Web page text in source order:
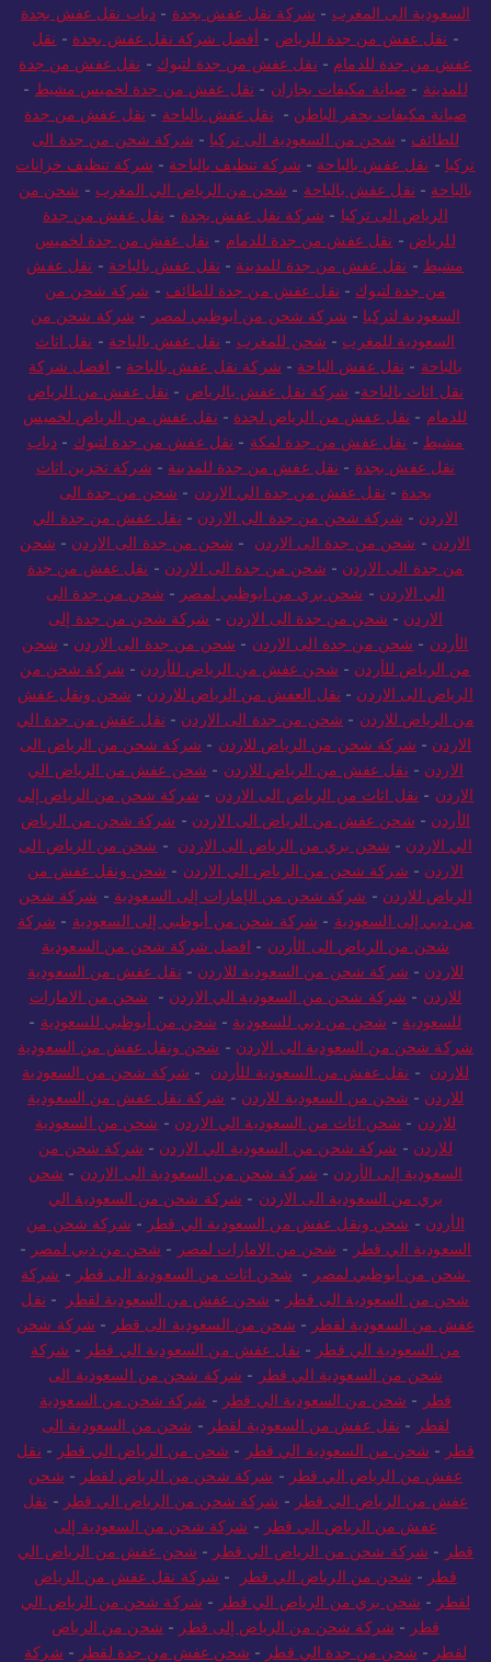
السعودية الى المغرب - شركة نقل عفش بجدة - دباب نقل عفش بجدة
- نقل عفش من جدة للرياض - أفضل شركة نقل عفش بجدة - نقل
عفش من جدة للدمام - نقل عفش من جدة لتبوك - نقل عفش من جدة
للمدينة - صيانة مكيفات بجازان - نقل عفش من جدة لخميس مشيط -
صيانة مكيفات بحفر الباطن - نقل عفش بالباحة - نقل عفش من جدة
للطائف - شحن من السعودية الى تركيا - شركة شحن من جدة الى
تركيا - نقل عفش بالباحة - شركة تنظيف بالباحة - شركة تنظيف خزانات
بالباحة - نقل عفش بالباحة - شحن من الرياض الي المغرب - شحن من
الرياض الى تركيا - شركة نقل عفش بجدة - نقل عفش من جدة
للرياض - نقل عفش من جدة للدمام - نقل عفش من جدة لخميس
مشيط - نقل عفش من جدة للمدينة - نقل عفش بالباحة - نقل عفش
من جدة لتبوك - نقل عفش من جدة للطائف - شركة شحن من
السعودية لتركيا - شركة شحن من ابوظبي لمصر - شركة شحن من
السعودية للمغرب - شحن للمغرب - نقل عفش بالباحة - نقل اثاث
بالباحة - نقل عفش الباحة - شركة نقل عفش بالباحة - افضل شركة
نقل اثاث بالباحة- شركة نقل عفش بالرياض - نقل عفش من الرياض
للدمام - نقل عفش من الرياض لجدة - نقل عفش من الرياض لخميس
مشيط - نقل عفش من جدة لمكة - نقل عفش من جدة لتبوك - دباب
نقل عفش بجدة - نقل عفش من جدة للمدينة - شركة تخزين اثاث
بجدة - نقل عفش من جدة الي الاردن - شحن من جدة الى
الاردن - شركة شحن من جدة الى الاردن - نقل عفش من جدة الي
الاردن - شحن من جدة الى الاردن - شحن من جدة الى الاردن - شحن
من جدة الى الاردن - شحن من جدة الى الاردن - نقل عفش من جدة
الي الاردن - شحن بري من ابوظبي لمصر - شحن من جدة الى
الاردن - شحن من جدة الى الاردن - شركة شحن من جدة إلى
الأردن - شحن من جدة الى الاردن - شحن من جدة الى الاردن - شحن
من الرياض للأردن - شحن عفش من الرياض للأردن - شركة شحن من
الرياض الى الاردن - نقل العفش من الرياض للاردن - شحن ونقل عفش
من الرياض للاردن - شحن من جدة الى الاردن - نقل عفش من جدة الي
الاردن - شركة شحن من الرياض للاردن - شركة شحن من الرياض الى
الاردن - نقل عفش من الرياض للاردن - شحن عفش من الرياض الي
الاردن - نقل اثاث من الرياض الى الاردن - شركة شحن من الرياض إلى
الأردن - شحن عفش من الرياض الى الاردن - شركة شحن من الرياض
الي الاردن - شحن بري من الرياض الى الاردن - شحن من الرياض الى
الاردن - شركة شحن من الرياض الي الاردن - شحن ونقل عفش من
الرياض للاردن - شركة شحن من الإمارات إلى السعودية - شركة شحن
من دبي إلى السعودية - شركة شحن من أبوظبي إلى السعودية - شركة
شحن من الرياض الى الأردن - افضل شركة شحن من السعودية
للاردن - شركة شحن من السعودية للاردن - نقل عفش من السعودية
للاردن - شركة شحن من السعودية الي الاردن - شحن من الامارات
للسعودية - شحن من دبي للسعودية - شحن من أبوظبي للسعودية -
شركة شحن من السعودية الى الاردن - شحن ونقل عفش من السعودية
للاردن - نقل عفش من السعودية للأردن - شركة شحن من السعودية
للاردن - شحن من السعودية للاردن - شركة نقل عفش من السعودية
للاردن - شحن اثاث من السعودية الي الاردن - شحن من السعودية
للاردن - شركة شحن من السعودية الي الاردن - شركة شحن من
السعودية إلى الأردن - شركة شحن من السعودية الى الاردن - شحن
بري من السعودية الى الاردن - شركة شحن من السعودية الي
الأردن - شحن ونقل عفش من السعودية الي قطر - شركة شحن من
السعودية الي قطر - شحن من الامارات لمصر - شحن من دبي لمصر -
شحن من أبوظبي لمصر - شحن اثاث من السعودية الى قطر - شركة
شحن من السعودية الى قطر - شحن عفش من السعودية لقطر - نقل
عفش من السعودية لقطر - شحن من السعودية الى قطر - شركة شحن
من السعودية الي قطر - نقل عفش من السعودية الي قطر - شركة
شحن من السعودية الي قطر - شركة شحن من السعودية الى
قطر - شحن من السعودية الي قطر - شركة شحن من السعودية
لقطر - نقل عفش من السعودية لقطر - شحن من السعودية الى
قطر - شحن من السعودية الي قطر - شحن من الرياض الي قطر - نقل
عفش من الرياض الي قطر - شركة شحن من الرياض لقطر - شحن
عفش من الرياض الي قطر - شركة شحن من الرياض الي قطر - نقل
عفش من الرياض الي قطر - شركة شحن من السعودية إلى
قطر - شركة شحن من الرياض الي قطر - شحن عفش من الرياض الي
قطر - شحن من الرياض الي قطر - شركة نقل عفش من الرياض
لقطر - شحن بري من الرياض الي قطر - شركة شحن من الرياض الي
قطر - شركة شحن من الرياض إلى قطر - شحن من الرياض
لقطر - شحن من جدة الي قطر - شحن عفش من جدة لقطر - شركة